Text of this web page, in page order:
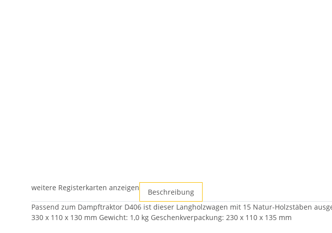
weitere Registerkarten anzeigen
Beschreibung
Passend zum Dampftraktor D406 ist dieser Langholzwagen mit 15 Natur-Holzstäben
330 x 110 x 130 mm Gewicht: 1,0 kg Geschenkverpackung: 230 x 110 x 135 mm